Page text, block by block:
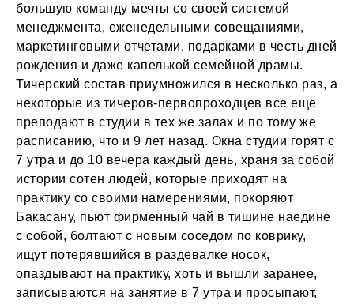
большую команду мечты со своей системой
менеджмента, еженедельными совещаниями,
маркетинговыми отчетами, подарками в честь дней
рождения и даже капелькой семейной драмы.
Тичерский состав приумножился в несколько раз, а
некоторые из тичеров-первопроходцев все еще
преподают в студии в тех же залах и по тому же
расписанию, что и 9 лет назад. Окна студии горят с
7 утра и до 10 вечера каждый день, храня за собой
истории сотен людей, которые приходят на
практику со своими намерениями, покоряют
Бакасану, пьют фирменный чай в тишине наедине
с собой, болтают с новым соседом по коврику,
ищут потерявшийся в раздевалке носок,
опаздывают на практику, хоть и вышли заранее,
записываются на занятие в 7 утра и просыпают,